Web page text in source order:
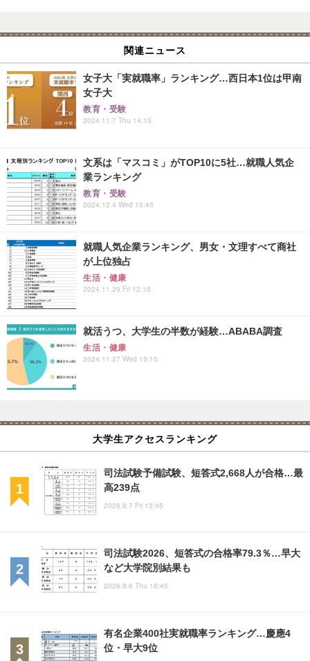
関連ニュース
女子大「実就職率」ランキング…西日本1位は甲南
女子大
教育・受験
2024.11.7 Thu 14:15
文系は「マスコミ」がTOP10に5社…就職人気企
業ランキング
教育・受験
2024.12.4 Wed 10:45
就職人気企業ランキング、男女・文理すべて商社
が上位独占
生活・健康
2024.11.29 Fri 12:15
就活うつ、大学生の半数が経験…ABABA調査
生活・健康
2024.11.27 Wed 15:15
大学生アクセスランキング
司法試験予備試験、短答式2,668人が合格…最
高239点
2026.8.7 Fri 13:45
司法試験2026、短答式の合格率79.3％…早大
など大学院別結果も
2026.8.6 Thu 18:45
有名企業400社実就職率ランキング…慶應4
位・早大9位